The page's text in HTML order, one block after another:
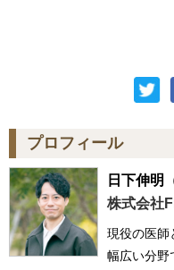
プロフィール
日下伸明
株式会社
現役の医師
幅広い分野